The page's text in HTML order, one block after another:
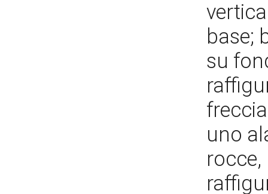
base;
su
uno